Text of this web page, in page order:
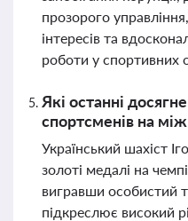
прозорого
інтересів та
роботи у спортивних
Які останні
спортсменів на
Український шахіст
золоті медалі на
вигравши особистий
підкреслює високий